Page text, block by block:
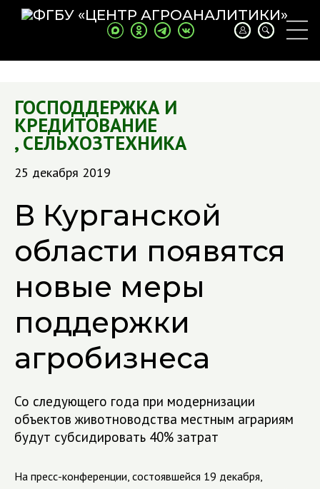
ГОСПОДДЕРЖКА И
КРЕДИТОВАНИЕ
, СЕЛЬХОЗТЕХНИКА
25 декабря 2019
В Курганской
области появятся
новые меры
поддержки
агробизнеса
Со следующего года при модернизации
объектов животноводства местным аграриям
будут субсидировать 40% затрат
На пресс-конференции, состоявшейся 19 декабря,